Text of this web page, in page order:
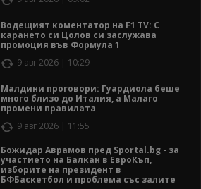
Водещият коментатор на F1 TV: С
карането си Цолов си заслужава
промоция във Формула 1
9 авг 2026 | 10:29
Малдини проговори: Гуардиола беше
много близо до Италия, а Малаго
промени правилата
9 авг 2026 | 11:55
Божидар Аврамов пред Sportal.bg - за
участието на Балкан в ЕвроКъп,
изборите на президент в
БФБаскетбол и проблема със залите